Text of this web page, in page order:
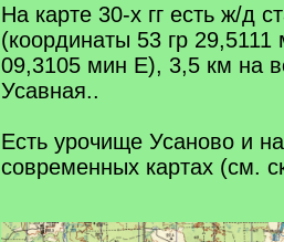
На карте 30-х гг есть ж/д
(координаты 53 гр 29,5111
09,3105 мин E), 3,5 км на
Усавная..
Есть урочище Усаново и
современных картах (см.